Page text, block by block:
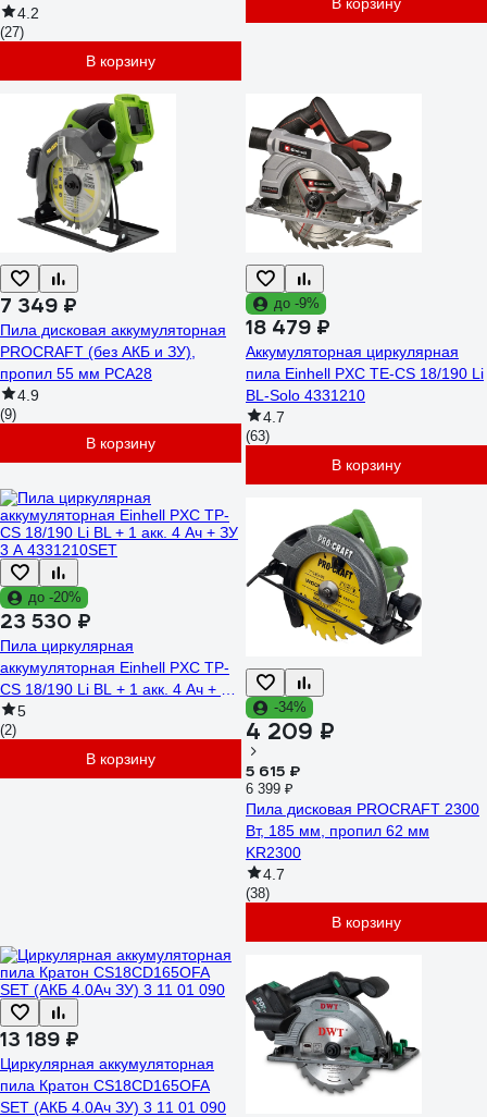
4.2
(27)
В корзину
7 349 ₽
Пила дисковая аккумуляторная
PROCRAFT (без АКБ и ЗУ),
пропил 55 мм PCA28
4.9
(9)
В корзину
до -9%
18 479 ₽
Аккумуляторная циркулярная
пила Einhell PXC TE-CS 18/190 Li
BL-Solo 4331210
4.7
(63)
В корзину
до -20%
23 530 ₽
Пила циркулярная
аккумуляторная Einhell PXC TP-
CS 18/190 Li BL + 1 акк. 4 Ач + ЗУ
3 А 4331210SET
5
(2)
В корзину
-34%
4 209 ₽
5 615 ₽
6 399 ₽
Пила дисковая PROCRAFT 2300
Вт, 185 мм, пропил 62 мм
KR2300
4.7
(38)
В корзину
13 189 ₽
Циркулярная аккумуляторная
пила Кратон CS18CD165OFA
SET (АКБ 4.0Ач ЗУ) 3 11 01 090